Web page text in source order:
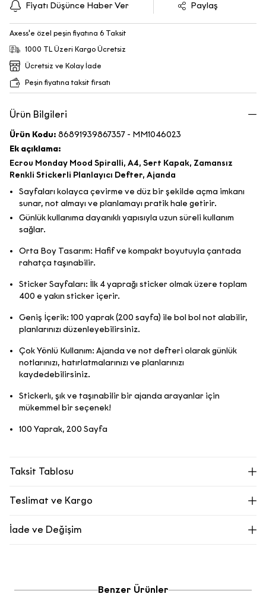
Fiyatı Düşünce Haber Ver Paylaş
Axess'e özel peşin fiyatına 6 Taksit
1000 TL Üzeri Kargo Ücretsiz
Ücretsiz ve Kolay İade
Peşin fiyatına taksit fırsatı
Ürün Bilgileri
Ürün Kodu: 86891939867357 - MM1046023
Ek açıklama:
Ecrou Monday Mood Spiralli, A4, Sert Kapak, Zamansız
Renkli Stickerli Planlayıcı Defter, Ajanda
Sayfaları kolayca çevirme ve düz bir şekilde açma imkanı
sunar, not almayı ve planlamayı pratik hale getirir.
Günlük kullanıma dayanıklı yapısıyla uzun süreli kullanım
sağlar.
Orta Boy Tasarım: Hafif ve kompakt boyutuyla çantada
rahatça taşınabilir.
Sticker Sayfaları: İlk 4 yaprağı sticker olmak üzere toplam
400 e yakın sticker içerir.
Geniş İçerik: 100 yaprak (200 sayfa) ile bol bol not alabilir,
planlarınızı düzenleyebilirsiniz.
Çok Yönlü Kullanım: Ajanda ve not defteri olarak günlük
notlarınızı, hatırlatmalarınızı ve planlarınızı
kaydedebilirsiniz.
Stickerlı, şık ve taşınabilir bir ajanda arayanlar için
mükemmel bir seçenek!
100 Yaprak, 200 Sayfa
Taksit Tablosu
Teslimat ve Kargo
teslim edilir.
Tahmini teslimat süremiz, siparişiniz kargo firmasına teslim
İade ve Değişim
Ecrou online mağazamızdan değişim seçeneğimiz bulunmamaktadır.
Benzer Ürünler